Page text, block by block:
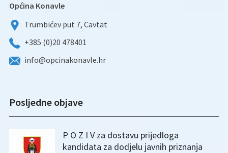
Općina Konavle
Trumbićev put 7, Cavtat
+385 (0)20 478401
info@opcinakonavle.hr
Posljedne objave
P O Z I V za dostavu prijedloga
kandidata za dodjelu javnih priznanja